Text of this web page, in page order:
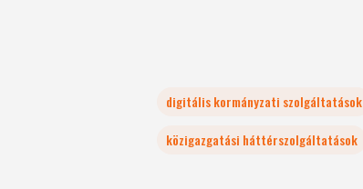
digitális kormányzati szolgáltatások
közigazgatási háttérszolgáltatások